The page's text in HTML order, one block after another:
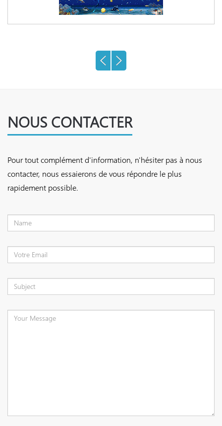
NOUS CONTACTER
Pour tout complément d'information, n'hésiter pas à nous
contacter, nous essaierons de vous répondre le plus
rapidement possible.